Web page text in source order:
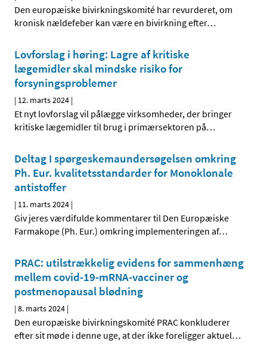
Den europæiske bivirkningskomité har revurderet, om
kronisk nældefeber kan være en bivirkning efter…
Lovforslag i høring: Lagre af kritiske
lægemidler skal mindske risiko for
forsyningsproblemer
| 12. marts 2024 |
Et nyt lovforslag vil pålægge virksomheder, der bringer
kritiske lægemidler til brug i primærsektoren på…
Deltag I spørgeskemaundersøgelsen omkring
Ph. Eur. kvalitetsstandarder for Monoklonale
antistoffer
| 11. marts 2024 |
Giv jeres værdifulde kommentarer til Den Europæiske
Farmakope (Ph. Eur.) omkring implementeringen af…
PRAC: utilstrækkelig evidens for sammenhæng
mellem covid-19-mRNA-vacciner og
postmenopausal blødning
|8. marts 2024 |
Den europæiske bivirkningskomité PRAC konkluderer
efter sit møde i denne uge, at der ikke foreligger aktuel…